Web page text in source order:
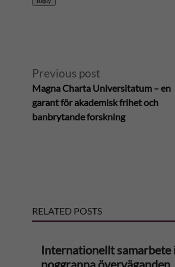
Previous post
Magna Charta Universitatum – en
garant för akademisk frihet och
banbrytande forskning
RELATED POSTS
Internationellt samarbete
noggranna överväganden